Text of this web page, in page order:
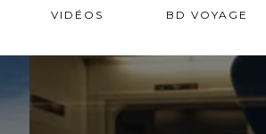
VIDÉOS BD VOYAGE